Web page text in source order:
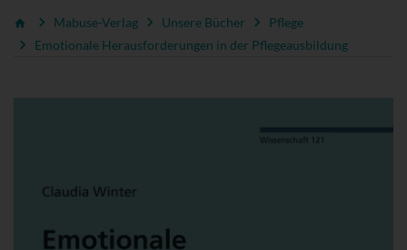
Mabuse-Verlag Unsere Bücher
Pflege
Emotionale Herausforderungen in der Pflegeausbildung